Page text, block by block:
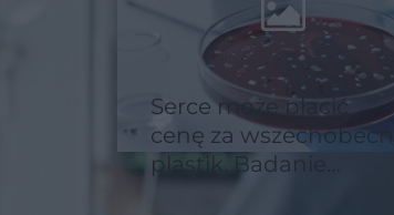
Serce może płacić
cenę za wszechobecny
plastik. Badanie